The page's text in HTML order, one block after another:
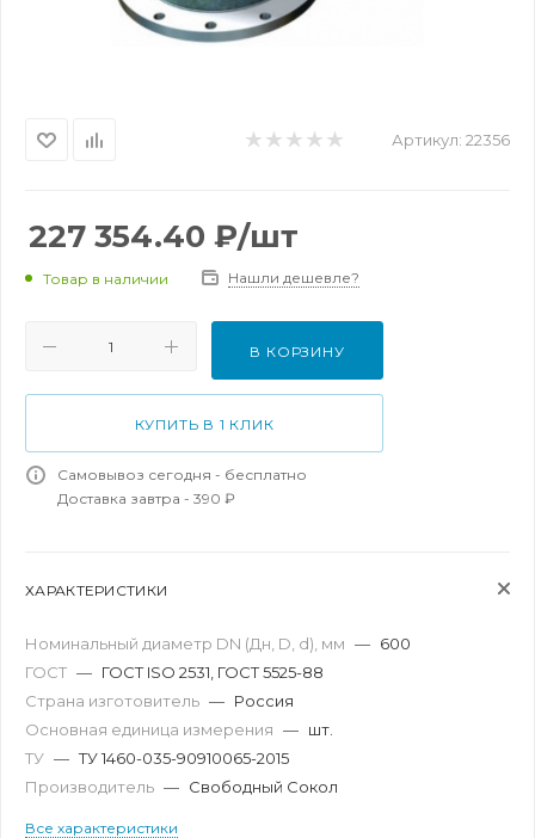
Артикул: 22356
227 354.40 ₽/шт
Товар в наличии Нашли дешевле?
В КОРЗИНУ
КУПИТЬ В 1 КЛИК
Самовывоз сегодня - бесплатно
Доставка завтра - 390 ₽
ХАРАКТЕРИСТИКИ
Номинальный диаметр DN (Дн, D, d), мм — 600
ГОСТ — ГОСТ ISO 2531, ГОСТ 5525-88
Страна изготовитель — Россия
Основная единица измерения — шт.
ТУ — ТУ 1460-035-90910065-2015
Производитель — Свободный Сокол
Все характеристики